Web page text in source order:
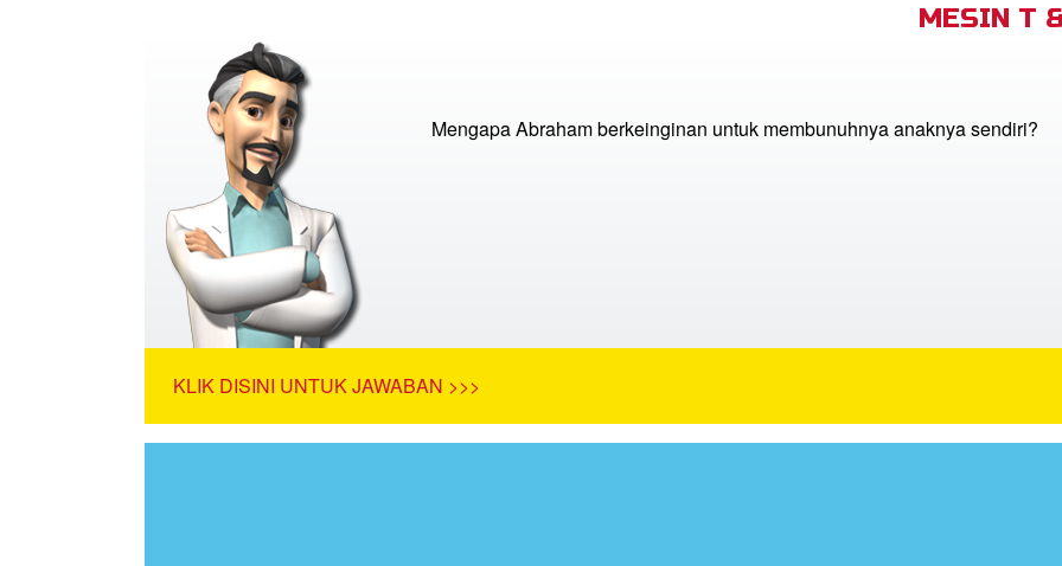
MESIN T
Mengapa Abraham berkeinginan untuk membunuhnya anaknya sendiri?
KLIK DISINI UNTUK JAWABAN >>>